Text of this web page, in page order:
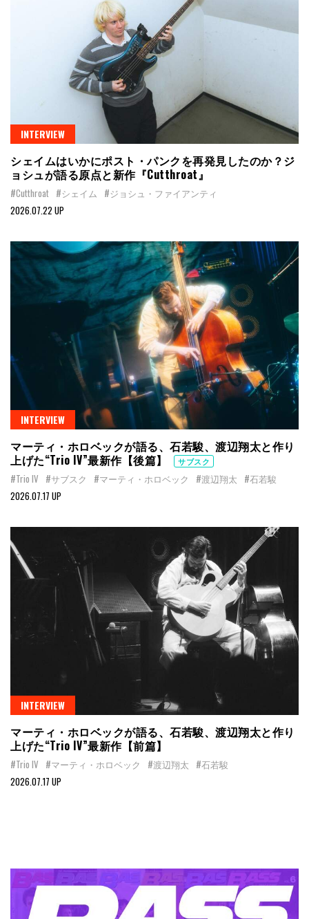
INTERVIEW
シェイムはいかにポスト・パンクを再発見したのか？ジ
ョシュが語る原点と新作『Cutthroat』
#Cutthroat #シェイム #ジョシュ・ファイアンティ
2026.07.22 UP
INTERVIEW
マーティ・ホロベックが語る、石若駿、渡辺翔太と作り
上げた“Trio IV”最新作【後篇】
サブスク
#Trio IV #サブスク #マーティ・ホロベック #渡辺翔太 #石若駿
2026.07.17 UP
INTERVIEW
マーティ・ホロベックが語る、石若駿、渡辺翔太と作り
上げた“Trio IV”最新作【前篇】
#Trio IV #マーティ・ホロベック #渡辺翔太 #石若駿
2026.07.17 UP